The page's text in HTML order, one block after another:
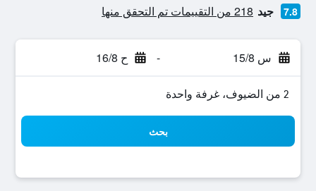
7.8 جيد 218 من التقييمات تم التحقق منها
س 15/8 - ح 16/8
2 من الضيوف، غرفة واحدة
بحث